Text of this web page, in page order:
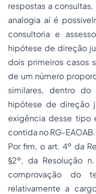
respostas a
analogia aí é
consultoria e
hipótese de direção
dois primeiros casos
de um número
similares, dentro
hipótese de direção
exigência desse tipo
contida no RG-EAOAB.
Por fim, o art. 4º da
§2º, da Resolução
comprovação do
relativamente a